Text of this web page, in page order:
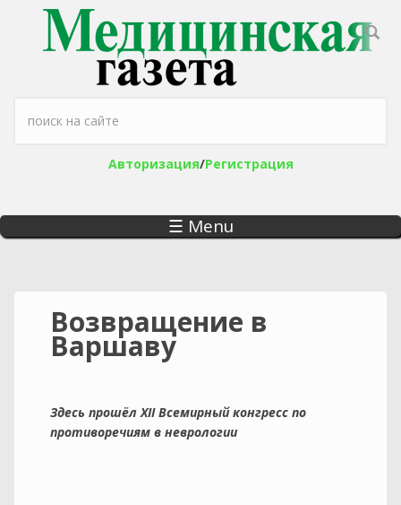
Перейти к основному содержанию
Форма поиска
Авторизация/Регистрация
☰ Menu
Возвращение в
Варшаву
Здесь прошёл XII Всемирный конгресс по
противоречиям в неврологии